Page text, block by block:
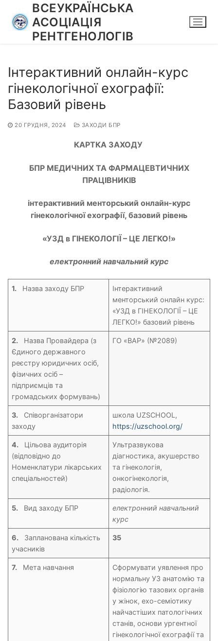
вмісту
ВСЕУКРАЇНСЬКА
АСОЦІАЦІЯ
РЕНТГЕНОЛОГІВ
Інтерактивний онлайн-курс
гінекологічної ехографії:
Базовий рівень
20 ГРУДНЯ, 2024 ЗАХОДИ БПР
КАРТКА ЗАХОДУ
БПР МЕДИЧНИХ ТА ФАРМАЦЕВТИЧНИХ
ПРАЦІВНИКІВ
інтерактивний менторський онлайн-курс
гінекологічної ехографії, базовий рівень
«УЗД в ГІНЕКОЛОГІЇ – ЦЕ ЛЕГКО!»
електронний навчальний курс
1. Назва заходу БПР
Інтерактивний
менторський онлайн курс:
«УЗД в ГІНЕКОЛОГІЇ – ЦЕ
ЛЕГКО!» базовий рівень
2. Назва Провайдера (з
Єдиного державного
реєстру юридичних осіб,
фізичних осіб –
підприємців та
громадських формувань)
ГО «ВАР» (№2089)
3. Співорганізатори
заходу
школа UZSCHOOL,
https://uzschool.org/
4. Цільова аудиторія
(відповідно до
Номенклатури лікарських
спеціальностей)
Ультразвукова
діагностика, акушерство
та гінекологія,
онкогінекологія,
радіологія.
5. Вид заходу БПР
електронний навчальний
курс
6. Запланована кількість
учасників
35
7. Мета навчання
Сформувати уявлення про
нормальну УЗ анатомію та
фізіологію тазових органів
у жінок, ехо-семіотику
найчастіших патологічних
станів, основи ургентної
гінекологічної ехографії та